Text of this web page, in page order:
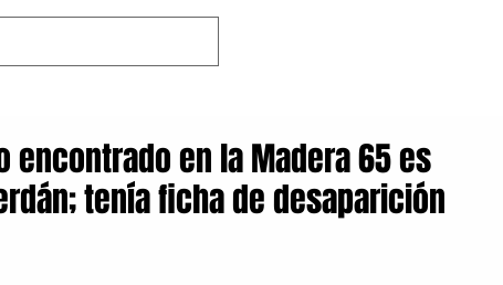
encontrado en la Madera 65 es
tenía ficha de desaparición